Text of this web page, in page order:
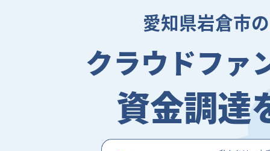
愛知県岩倉市
クラウドファ
資金調達